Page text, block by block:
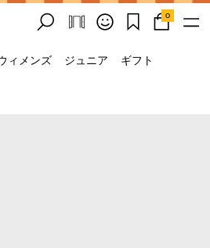
0
ィメンズ ジュニア ギフト